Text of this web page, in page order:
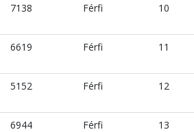
7138 Férfi 10
6619 Férfi 11
5152 Férfi 12
6944 Férfi
13